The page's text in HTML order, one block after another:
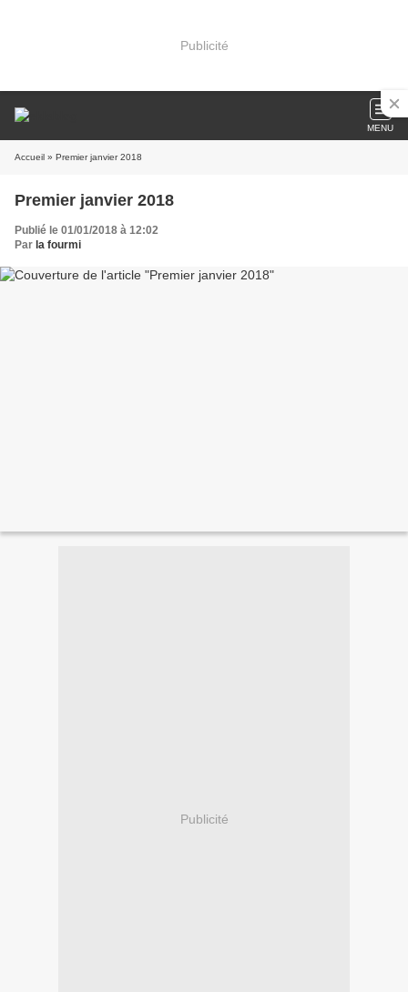
Publicité
MENU
Accueil » Premier janvier 2018
Premier janvier 2018
Publié le 01/01/2018 à 12:02
Par la fourmi
Publicité